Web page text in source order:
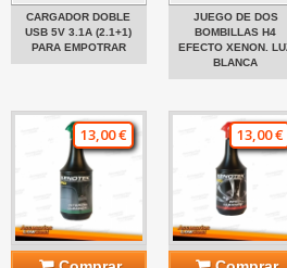
CARGADOR DOBLE
USB 5V 3.1A (2.1+1)
PARA EMPOTRAR
JUEGO DE DOS
BOMBILLAS H4
EFECTO XENON.
BLANCA
13,00 € 13,00 €